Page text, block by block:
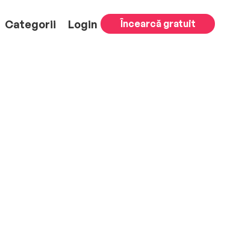
Categorii Login Încearcă gratuit